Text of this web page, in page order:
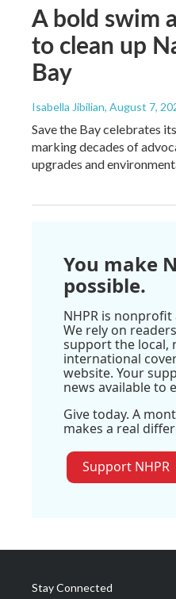
A bold swim
to clean up
Bay
Isabella Jibilian, August 7,
Save the Bay celebrates
marking decades of
upgrades and
You make
possible.
NHPR is
We rely on
support the local,
international
website. Your
news available to
Give today. A
makes a real
Support NHPR
Stay Connected